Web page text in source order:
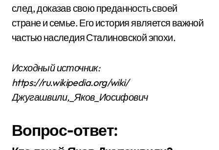
след, доказав свою преданность своей
стране и семье. Его история является важной
частью наследия Сталиновской эпохи.
Исходный источник:
https://ru.wikipedia.org/wiki/
Джугашвили,_Яков_Иосифович
Вопрос-ответ: